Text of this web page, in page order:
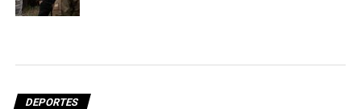
DEPORTES